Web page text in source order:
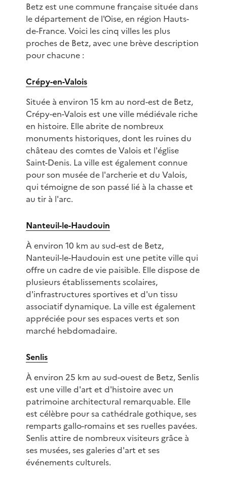
Betz est une commune française située dans
le département de l'Oise, en région Hauts-
de-France. Voici les cinq villes les plus
proches de Betz, avec une brève description
pour chacune :
Crépy-en-Valois
Située à environ 15 km au nord-est de Betz,
Crépy-en-Valois est une ville médiévale riche
en histoire. Elle abrite de nombreux
monuments historiques, dont les ruines du
château des comtes de Valois et l'église
Saint-Denis. La ville est également connue
pour son musée de l'archerie et du Valois,
qui témoigne de son passé lié à la chasse et
au tir à l'arc.
Nanteuil-le-Haudouin
À environ 10 km au sud-est de Betz,
Nanteuil-le-Haudouin est une petite ville qui
offre un cadre de vie paisible. Elle dispose de
plusieurs établissements scolaires,
d'infrastructures sportives et d'un tissu
associatif dynamique. La ville est également
appréciée pour ses espaces verts et son
marché hebdomadaire.
Senlis
À environ 25 km au sud-ouest de Betz, Senlis
est une ville d'art et d'histoire avec un
patrimoine architectural remarquable. Elle
est célèbre pour sa cathédrale gothique, ses
remparts gallo-romains et ses ruelles pavées.
Senlis attire de nombreux visiteurs grâce à
ses musées, ses galeries d'art et ses
événements culturels.